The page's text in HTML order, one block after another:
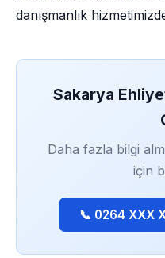
danışmanlık
Sakarya
Daha fazla bilgi
için
📞 0264 XXX